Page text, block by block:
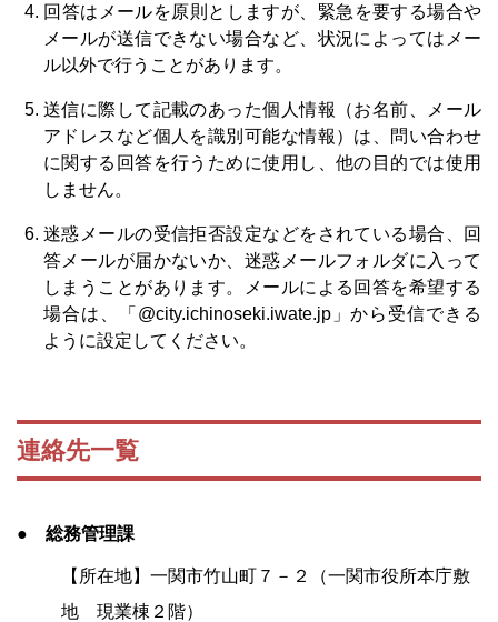
​​​​​​回答はメールを原則としますが、緊急を要する場合や
メールが送信できない場合など、状況によってはメー
ル以外で行うことがあります。
送信に際して記載のあった個人情報（お名前、メール
アドレスなど個人を識別可能な情報）は、問い合わせ
に関する回答を行うために使用し、他の目的では使用
しません。
迷惑メールの受信拒否設定などをされている場合、回
答メールが届かないか、迷惑メールフォルダに入って
しまうことがあります。メールによる回答を希望する
場合は、「@city.ichinoseki.iwate.jp」から受信できる
ように設定してください。
連絡先一覧
● 総務管理課
【所在地】一関市竹山町７－２（一関市役所本庁敷
地 現業棟２階）